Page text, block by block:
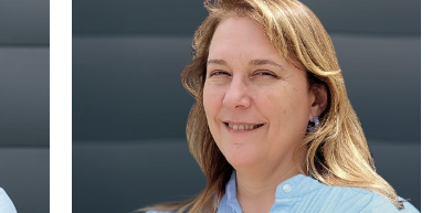
Con más de 19 años de experiencia
en el sector, se ha desarroll ado en
proyectos de gran envergadura.
Complementa su experiencia con